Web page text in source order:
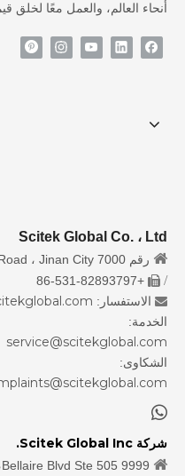
أنحاء العالم، والعمل معًا لخلق
Scitek Global Co. ، Ltd
 رقم 7000 Jingshi Road ، Jinan City ، مقاطعة شاندونغ ، الصين
/

+86-531-82893797
 الاستفسار:
الخدمة:
service@scitekglobal.com
الشكاوى:

شركة Scitek Global Inc.
